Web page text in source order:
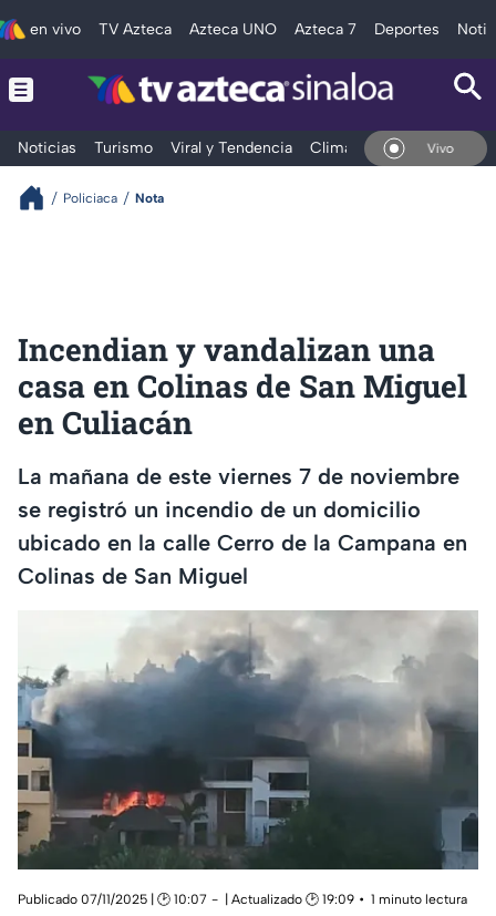
en vivo TV Azteca Azteca UNO Azteca 7 Deportes
Noticias Turismo Viral y Tendencia Clima Deportes
En Vivo
Policiaca Nota
Incendian y vandalizan una
casa en Colinas de San Miguel
en Culiacán
La mañana de este viernes 7 de noviembre
se registró un incendio de un domicilio
ubicado en la calle Cerro de la Campana en
Colinas de San Miguel
Publicado 07/11/2025 | 🕑 10:07 | Actualizado 🕑 19:09
1 minuto lectura